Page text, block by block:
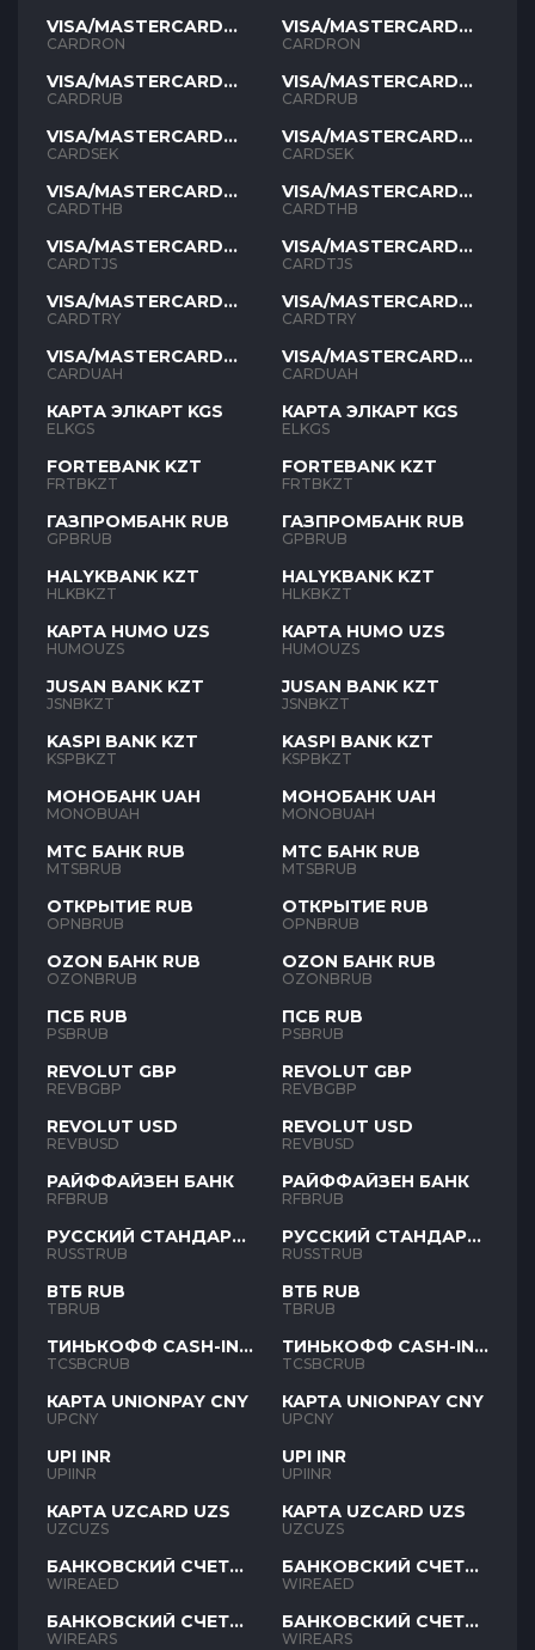
VISA/MASTERCARD
RON
CARDRON
VISA/MASTERCARD
RUB
CARDRUB
VISA/MASTERCARD
SEK
CARDSEK
VISA/MASTERCARD
THB
CARDTHB
VISA/MASTERCARD
TJS
CARDTJS
VISA/MASTERCARD
TYR
CARDTRY
VISA/MASTERCARD
UAH
CARDUAH
КАРТА ЭЛКАРТ KGS
ELKGS
FORTEBANK KZT
FRTBKZT
ГАЗПРОМБАНК RUB
GPBRUB
HALYKBANK KZT
HLKBKZT
КАРТА HUMO UZS
HUMOUZS
JUSAN BANK KZT
JSNBKZT
KASPI BANK KZT
KSPBKZT
МОНОБАНК UAH
MONOBUAH
МТС БАНК RUB
MTSBRUB
ОТКРЫТИЕ RUB
OPNBRUB
OZON БАНК RUB
OZONBRUB
ПСБ RUB
PSBRUB
REVOLUT GBP
REVBGBP
REVOLUT USD
REVBUSD
РАЙФФАЙЗЕН БАНК
RFBRUB
РУССКИЙ СТАНДАРТ
RUB
RUSSTRUB
ВТБ RUB
TBRUB
ТИНЬКОФФ CASH-IN
RUB
TCSBCRUB
КАРТА UNIONPAY CNY
UPCNY
UPI INR
UPIINR
КАРТА UZCARD UZS
UZCUZS
БАНКОВСКИЙ СЧЕТ
AED
WIREAED
БАНКОВСКИЙ СЧЕТ
ARS
WIREARS
VISA/MASTERCARD
RON
CARDRON
VISA/MASTERCARD
RUB
CARDRUB
VISA/MASTERCARD
SEK
CARDSEK
VISA/MASTERCARD
THB
CARDTHB
VISA/MASTERCARD
TJS
CARDTJS
VISA/MASTERCARD
TYR
CARDTRY
VISA/MASTERCARD
UAH
CARDUAH
КАРТА ЭЛКАРТ KGS
ELKGS
FORTEBANK KZT
FRTBKZT
ГАЗПРОМБАНК RUB
GPBRUB
HALYKBANK KZT
HLKBKZT
КАРТА HUMO UZS
HUMOUZS
JUSAN BANK KZT
JSNBKZT
KASPI BANK KZT
KSPBKZT
МОНОБАНК UAH
MONOBUAH
МТС БАНК RUB
MTSBRUB
ОТКРЫТИЕ RUB
OPNBRUB
OZON БАНК RUB
OZONBRUB
ПСБ RUB
PSBRUB
REVOLUT GBP
REVBGBP
REVOLUT USD
REVBUSD
РАЙФФАЙЗЕН БАНК
RFBRUB
РУССКИЙ СТАНДАРТ
RUB
RUSSTRUB
ВТБ RUB
TBRUB
ТИНЬКОФФ CASH-IN
RUB
TCSBCRUB
КАРТА UNIONPAY CNY
UPCNY
UPI INR
UPIINR
КАРТА UZCARD UZS
UZCUZS
БАНКОВСКИЙ СЧЕТ
AED
WIREAED
БАНКОВСКИЙ СЧЕТ
ARS
WIREARS